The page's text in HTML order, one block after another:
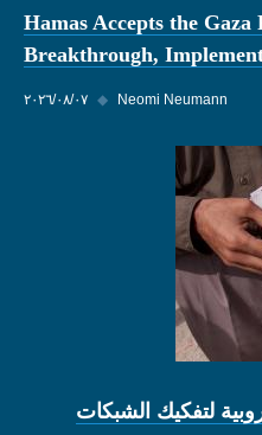
Hamas Accepts the
Breakthrough,
٠٧‏/٠٨‏/٢٠٢٦ ◆ Neomi Neumann
لتفكيك الشبكات